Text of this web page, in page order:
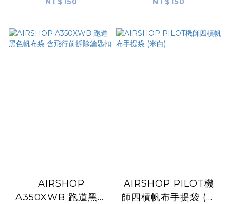
AIRSHOP
A350XWB 跑道黑色
AIRSHOP PILOT機
師四槓帆布手提袋 (米